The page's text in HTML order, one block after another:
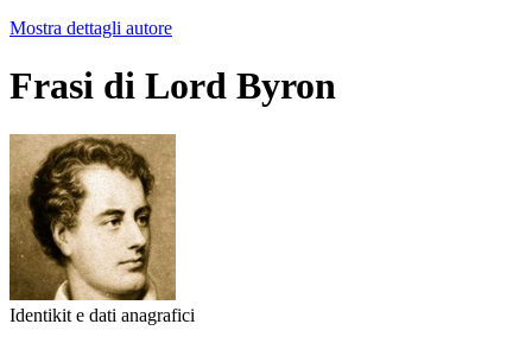
Mostra dettagli autore
Frasi di Lord Byron
Identikit e dati anagrafici